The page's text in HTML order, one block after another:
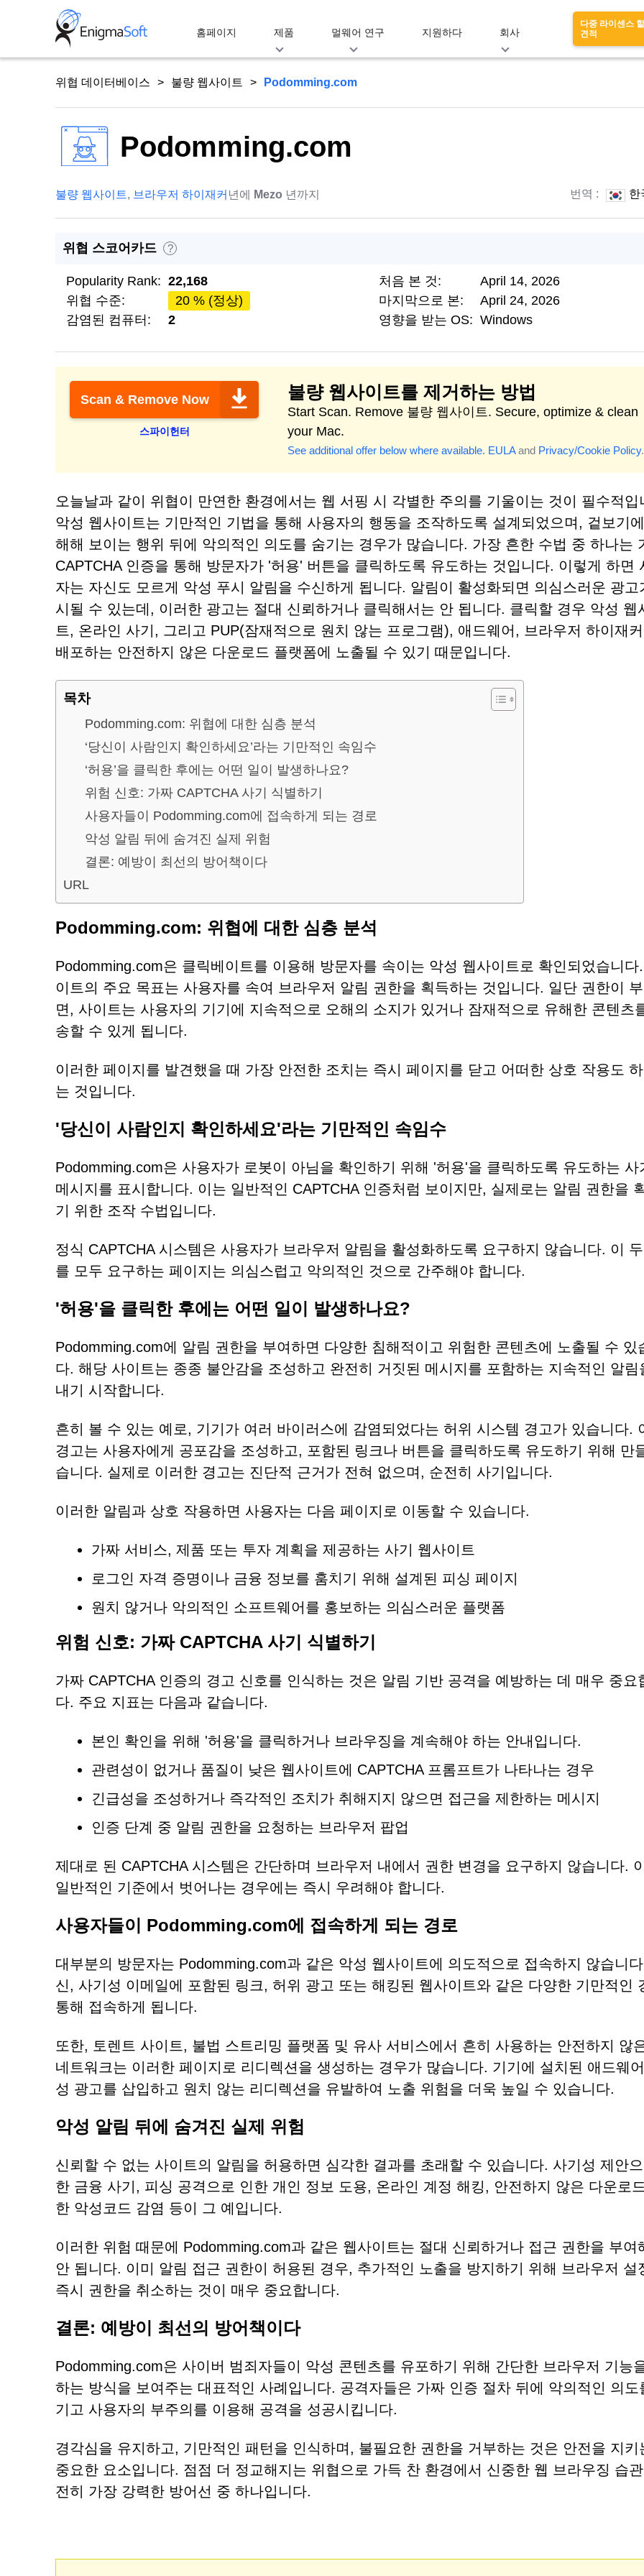
홈페이지 제품 멀웨어 연구 지원하다 회사
다중 라이센스
견적
위협 데이터베이스 불량 웹사이트 Podomming.com
Podomming.com
불량 웹사이트, 브라우저 하이재커 년에 Mezo 년까지 번역 : 한
위협 스코어카드 ?
Popularity Rank: 22,168
위협 수준:
20 % (정상)
감염된 컴퓨터:
2
처음 본 것:
April 14, 2026
마지막으로 본:
April 24, 2026
영향을 받는 OS: Windows
Scan & Remove Now
스파이헌터
불량 웹사이트를 제거하는 방법
Start Scan. Remove 불량 웹사이트. Secure, optimize & clean
your Mac.
See additional offer below where available. EULAand Privacy/Cookie Policy.
오늘날과 같이 위협이 만연한 환경에서는 웹 서핑 시 각별한 주의를 기울이는 것이 필수적입
악성 웹사이트는 기만적인 기법을 통해 사용자의 행동을 조작하도록 설계되었으며, 겉보기
해해 보이는 행위 뒤에 악의적인 의도를 숨기는 경우가 많습니다. 가장 흔한 수법 중 하나는
CAPTCHA 인증을 통해 방문자가 '허용' 버튼을 클릭하도록 유도하는 것입니다. 이렇게 하면
자는 자신도 모르게 악성 푸시 알림을 수신하게 됩니다. 알림이 활성화되면 의심스러운 광고
시될 수 있는데, 이러한 광고는 절대 신뢰하거나 클릭해서는 안 됩니다. 클릭할 경우 악성 웹
트, 온라인 사기, 그리고 PUP(잠재적으로 원치 않는 프로그램), 애드웨어, 브라우저 하이재
배포하는 안전하지 않은 다운로드 플랫폼에 노출될 수 있기 때문입니다.
목차
Podomming.com: 위협에 대한 심층 분석
‘당신이 사람인지 확인하세요’라는 기만적인 속임수
‘허용’을 클릭한 후에는 어떤 일이 발생하나요?
위험 신호: 가짜 CAPTCHA 사기 식별하기
사용자들이 Podomming.com에 접속하게 되는 경로
악성 알림 뒤에 숨겨진 실제 위험
결론: 예방이 최선의 방어책이다
URL
Podomming.com: 위협에 대한 심층 분석
Podomming.com은 클릭베이트를 이용해 방문자를 속이는 악성 웹사이트로 확인되었습니다
이트의 주요 목표는 사용자를 속여 브라우저 알림 권한을 획득하는 것입니다. 일단 권한이 부
면, 사이트는 사용자의 기기에 지속적으로 오해의 소지가 있거나 잠재적으로 유해한 콘텐츠
송할 수 있게 됩니다.
이러한 페이지를 발견했을 때 가장 안전한 조치는 즉시 페이지를 닫고 어떠한 상호 작용도
는 것입니다.
'당신이 사람인지 확인하세요'라는 기만적인 속임수
Podomming.com은 사용자가 로봇이 아님을 확인하기 위해 '허용'을 클릭하도록 유도하는 사
메시지를 표시합니다. 이는 일반적인 CAPTCHA 인증처럼 보이지만, 실제로는 알림 권한을
기 위한 조작 수법입니다.
정식 CAPTCHA 시스템은 사용자가 브라우저 알림을 활성화하도록 요구하지 않습니다. 이 두
를 모두 요구하는 페이지는 의심스럽고 악의적인 것으로 간주해야 합니다.
'허용'을 클릭한 후에는 어떤 일이 발생하나요?
Podomming.com에 알림 권한을 부여하면 다양한 침해적이고 위험한 콘텐츠에 노출될 수 있
다. 해당 사이트는 종종 불안감을 조성하고 완전히 거짓된 메시지를 포함하는 지속적인 알림
내기 시작합니다.
흔히 볼 수 있는 예로, 기기가 여러 바이러스에 감염되었다는 허위 시스템 경고가 있습니다.
경고는 사용자에게 공포감을 조성하고, 포함된 링크나 버튼을 클릭하도록 유도하기 위해 만
습니다. 실제로 이러한 경고는 진단적 근거가 전혀 없으며, 순전히 사기입니다.
이러한 알림과 상호 작용하면 사용자는 다음 페이지로 이동할 수 있습니다.
가짜 서비스, 제품 또는 투자 계획을 제공하는 사기 웹사이트
로그인 자격 증명이나 금융 정보를 훔치기 위해 설계된 피싱 페이지
원치 않거나 악의적인 소프트웨어를 홍보하는 의심스러운 플랫폼
위험 신호: 가짜 CAPTCHA 사기 식별하기
가짜 CAPTCHA 인증의 경고 신호를 인식하는 것은 알림 기반 공격을 예방하는 데 매우 중요
다. 주요 지표는 다음과 같습니다.
본인 확인을 위해 '허용'을 클릭하거나 브라우징을 계속해야 하는 안내입니다.
관련성이 없거나 품질이 낮은 웹사이트에 CAPTCHA 프롬프트가 나타나는 경우
긴급성을 조성하거나 즉각적인 조치가 취해지지 않으면 접근을 제한하는 메시지
인증 단계 중 알림 권한을 요청하는 브라우저 팝업
제대로 된 CAPTCHA 시스템은 간단하며 브라우저 내에서 권한 변경을 요구하지 않습니다.
일반적인 기준에서 벗어나는 경우에는 즉시 우려해야 합니다.
사용자들이 Podomming.com에 접속하게 되는 경로
대부분의 방문자는 Podomming.com과 같은 악성 웹사이트에 의도적으로 접속하지 않습니
신, 사기성 이메일에 포함된 링크, 허위 광고 또는 해킹된 웹사이트와 같은 다양한 기만적인
통해 접속하게 됩니다.
또한, 토렌트 사이트, 불법 스트리밍 플랫폼 및 유사 서비스에서 흔히 사용하는 안전하지 않
네트워크는 이러한 페이지로 리디렉션을 생성하는 경우가 많습니다. 기기에 설치된 애드웨
성 광고를 삽입하고 원치 않는 리디렉션을 유발하여 노출 위험을 더욱 높일 수 있습니다.
악성 알림 뒤에 숨겨진 실제 위험
신뢰할 수 없는 사이트의 알림을 허용하면 심각한 결과를 초래할 수 있습니다. 사기성 제안
한 금융 사기, 피싱 공격으로 인한 개인 정보 도용, 온라인 계정 해킹, 안전하지 않은 다운로
한 악성코드 감염 등이 그 예입니다.
이러한 위험 때문에 Podomming.com과 같은 웹사이트는 절대 신뢰하거나 접근 권한을 부여
안 됩니다. 이미 알림 접근 권한이 허용된 경우, 추가적인 노출을 방지하기 위해 브라우저 설
즉시 권한을 취소하는 것이 매우 중요합니다.
결론: 예방이 최선의 방어책이다
Podomming.com은 사이버 범죄자들이 악성 콘텐츠를 유포하기 위해 간단한 브라우저 기능
하는 방식을 보여주는 대표적인 사례입니다. 공격자들은 가짜 인증 절차 뒤에 악의적인 의도
기고 사용자의 부주의를 이용해 공격을 성공시킵니다.
경각심을 유지하고, 기만적인 패턴을 인식하며, 불필요한 권한을 거부하는 것은 안전을 지키
중요한 요소입니다. 점점 더 정교해지는 위협으로 가득 찬 환경에서 신중한 웹 브라우징 습관
전히 가장 강력한 방어선 중 하나입니다.